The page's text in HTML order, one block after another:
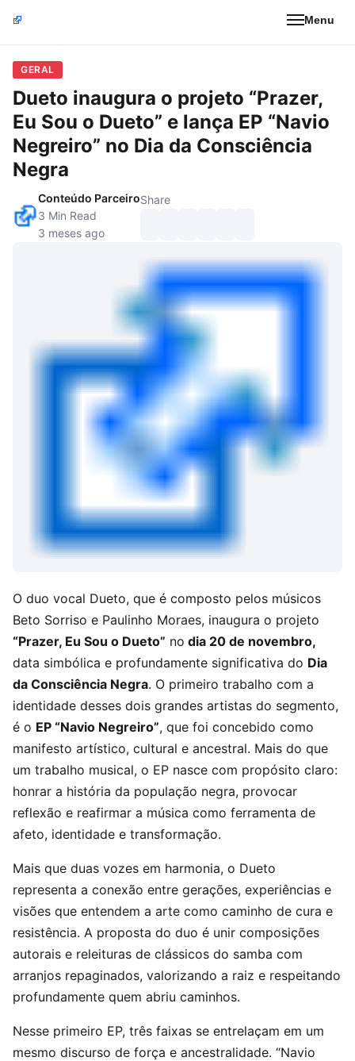
Menu
GERAL
Dueto inaugura o projeto “Prazer,
Eu Sou o Dueto” e lança EP “Navio
Negreiro” no Dia da Consciência
Negra
Conteúdo Parceiro
3 Min Read
3 meses ago
Share
O duo vocal Dueto, que é composto pelos músicos
Beto Sorriso e Paulinho Moraes, inaugura o projeto
“Prazer, Eu Sou o Dueto” no dia 20 de novembro,
data simbólica e profundamente significativa do Dia
da Consciência Negra. O primeiro trabalho com a
identidade desses dois grandes artistas do segmento,
é o EP “Navio Negreiro”, que foi concebido como
manifesto artístico, cultural e ancestral. Mais do que
um trabalho musical, o EP nasce com propósito claro:
honrar a história da população negra, provocar
reflexão e reafirmar a música como ferramenta de
afeto, identidade e transformação.
Mais que duas vozes em harmonia, o Dueto
representa a conexão entre gerações, experiências e
visões que entendem a arte como caminho de cura e
resistência. A proposta do duo é unir composições
autorais e releituras de clássicos do samba com
arranjos repaginados, valorizando a raiz e respeitando
profundamente quem abriu caminhos.
Nesse primeiro EP, três faixas se entrelaçam em um
mesmo discurso de força e ancestralidade. “Navio